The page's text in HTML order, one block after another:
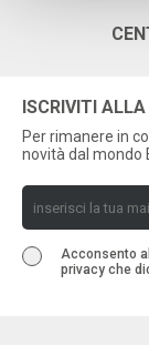
ISCRIVITI
Per rimanere in
novità dal mondo
Acconsento
privacy che